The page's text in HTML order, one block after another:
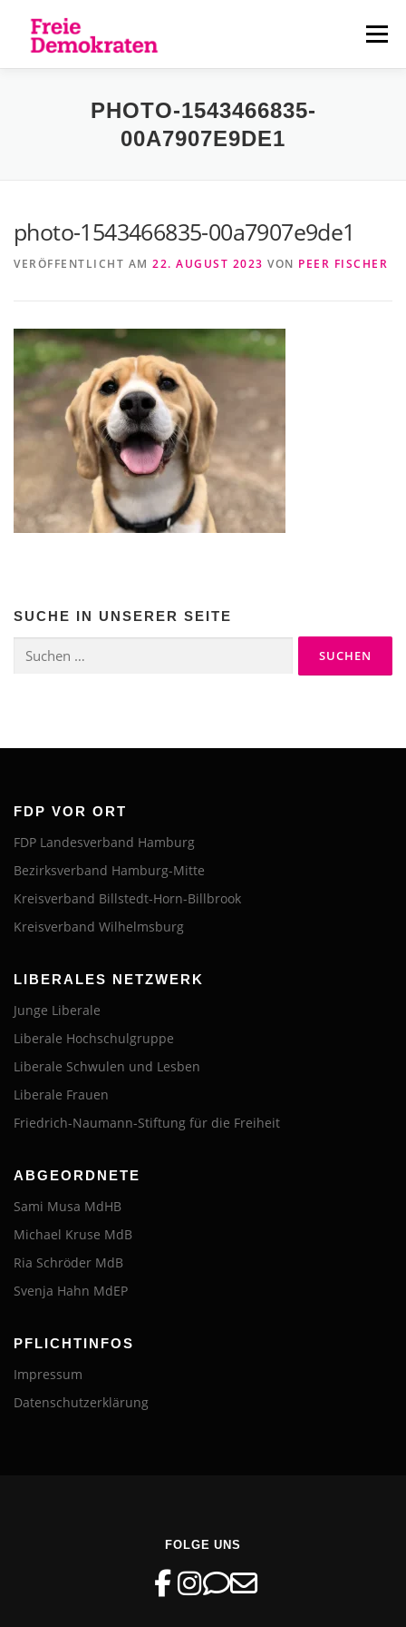
springen
Menü
ÜBER UNS AKTUELLES PERSONEN
PHOTO-1543466835-
00A7907E9DE1
photo-1543466835-00a7907e9de1
VERÖFFENTLICHT AM 22. AUGUST 2023 VON PEER FISCHER
SUCHE IN UNSERER SEITE
nach:
FDP VOR ORT
FDP Landesverband Hamburg
Bezirksverband Hamburg-Mitte
Kreisverband Billstedt-Horn-Billbrook
Kreisverband Wilhelmsburg
LIBERALES NETZWERK
Junge Liberale
Liberale Hochschulgruppe
Liberale Schwulen und Lesben
Liberale Frauen
Friedrich-Naumann-Stiftung für die Freiheit
ABGEORDNETE
Sami Musa MdHB
Michael Kruse MdB
Ria Schröder MdB
Svenja Hahn MdEP
PFLICHTINFOS
Impressum
Datenschutzerklärung
FOLGE UNS